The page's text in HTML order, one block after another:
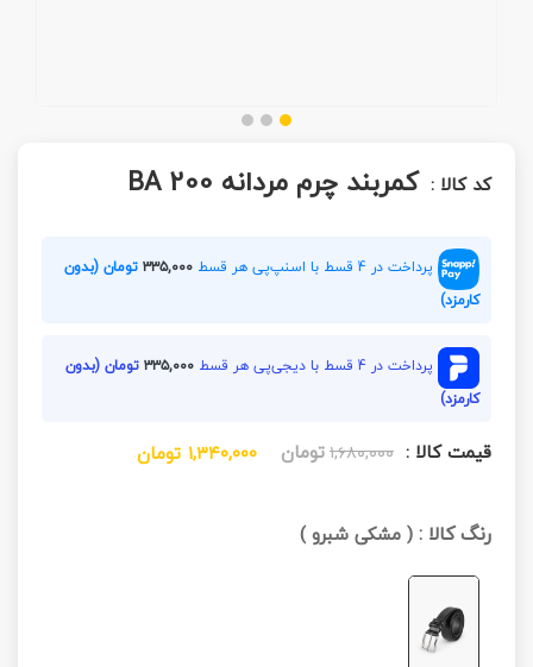
کد کالا : کمربند چرم مردانه BA 200
پرداخت در 4 قسط با اسنپ‌پی هر قسط ۳۳۵,۰۰۰تومان (بدون
کارمزد)
پرداخت در 4 قسط با دیجی‌پی هر قسط ۳۳۵,۰۰۰تومان (بدون
کارمزد)
قیمت کالا : ۱,۶۸۰,۰۰۰تومان ۱,۳۴۰,۰۰۰ تومان
رنگ کالا :(مشکی شبرو)